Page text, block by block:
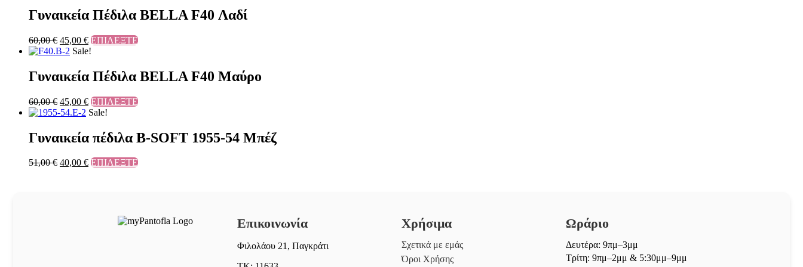
Γυναικεία Πέδιλα BELLA F40 Λαδί
60,00€ 45,00 € ΕΠΙΛΕΞΤΕ
Sale!
Γυναικεία Πέδιλα BELLA F40 Μαύρο
60,00€ 45,00 € ΕΠΙΛΕΞΤΕ
Sale!
Γυναικεία πέδιλα B-SOFT 1955-54 Μπέζ
51,00€ 40,00 € ΕΠΙΛΕΞΤΕ
Επικοινωνία
Φιλολάου 21, Παγκράτι
Χρήσιμα
Σχετικά με εμάς
Όροι Χρήσης
Ωράριο
Δευτέρα: 9πμ–3μμ
Τρίτη: 9πμ–2μμ & 5:30μμ–9μμ